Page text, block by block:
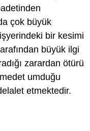
çok büyük
bir kesimi
büyük ilgi
zarardan ötürü
umduğu
etmektedir.